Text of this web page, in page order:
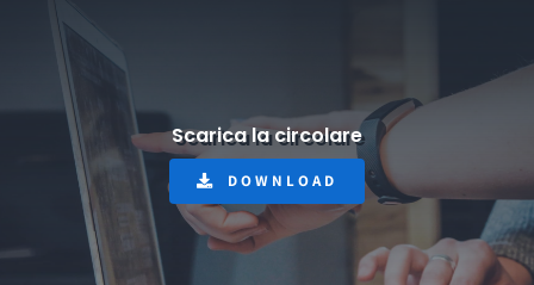
Scarica la circolare
DOWNLOAD